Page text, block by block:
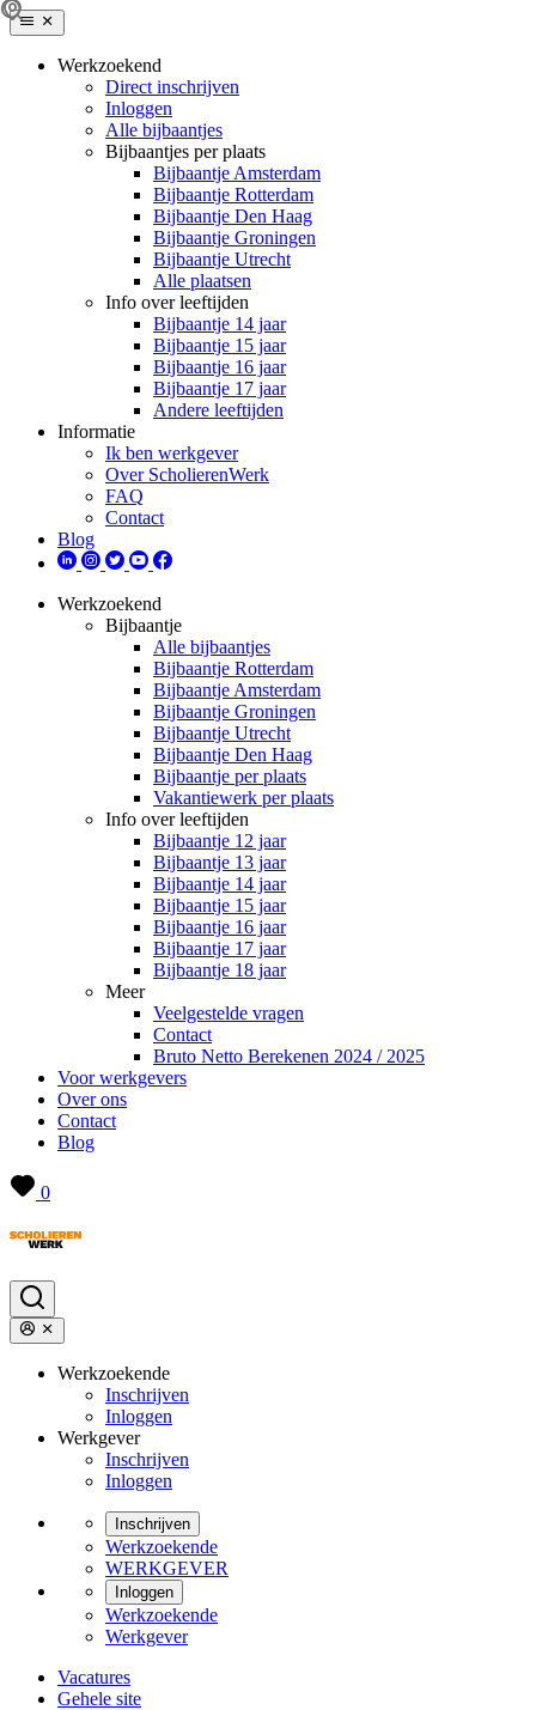
Werkzoekend
Direct inschrijven
Inloggen
Alle bijbaantjes
Bijbaantjes per plaats
Bijbaantje Amsterdam
Bijbaantje Rotterdam
Bijbaantje Den Haag
Bijbaantje Groningen
Bijbaantje Utrecht
Alle plaatsen
Info over leeftijden
Bijbaantje 14 jaar
Bijbaantje 15 jaar
Bijbaantje 16 jaar
Bijbaantje 17 jaar
Andere leeftijden
Informatie
Ik ben werkgever
Over ScholierenWerk
FAQ
Contact
Blog
Werkzoekend
Bijbaantje
Alle bijbaantjes
Bijbaantje Rotterdam
Bijbaantje Amsterdam
Bijbaantje Groningen
Bijbaantje Utrecht
Bijbaantje Den Haag
Bijbaantje per plaats
Vakantiewerk per plaats
Info over leeftijden
Bijbaantje 12 jaar
Bijbaantje 13 jaar
Bijbaantje 14 jaar
Bijbaantje 15 jaar
Bijbaantje 16 jaar
Bijbaantje 17 jaar
Bijbaantje 18 jaar
Meer
Veelgestelde vragen
Contact
Bruto Netto Berekenen 2024 / 2025
Voor werkgevers
Over ons
Contact
Blog
0
Werkzoekende
Inschrijven
Inloggen
Werkgever
Inschrijven
Inloggen
Inschrijven
Werkzoekende
WERKGEVER
Inloggen
Werkzoekende
Werkgever
Vacatures
Gehele site